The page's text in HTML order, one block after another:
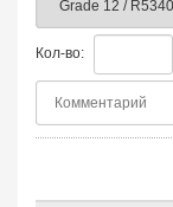
Кол-во: